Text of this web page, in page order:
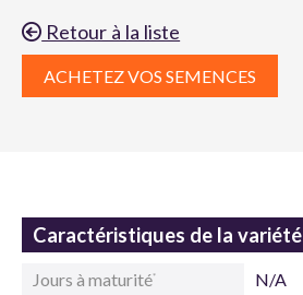
Retour à la liste
ACHETEZ VOS SEMENCES
Caractéristiques de la variété
Jours à maturité*
N/A